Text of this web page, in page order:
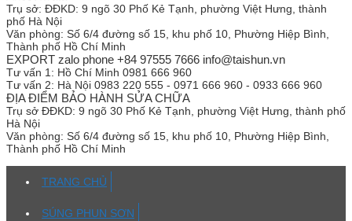
Trụ sở: ĐĐKD: 9 ngõ 30 Phố Kẻ Tạnh, phường Việt Hưng, thành
phố Hà Nội
Văn phòng: Số 6/4 đường số 15, khu phố 10, Phường Hiệp Bình,
Thành phố Hồ Chí Minh
EXPORT zalo phone +84 97555 7666 info@taishun.vn
Tư vấn 1: Hồ Chí Minh 0981 666 960
Tư vấn 2: Hà Nội 0983 220 555 - 0971 666 960 - 0933 666 960
ĐỊA ĐIỂM BẢO HÀNH SỬA CHỮA
Trụ sở ĐĐKD: 9 ngõ 30 Phố Kẻ Tạnh, phường Việt Hưng, thành phố
Hà Nội
Văn phòng: Số 6/4 đường số 15, khu phố 10, Phường Hiệp Bình,
Thành phố Hồ Chí Minh
TRANG CHỦ
SÚNG PHUN SƠN